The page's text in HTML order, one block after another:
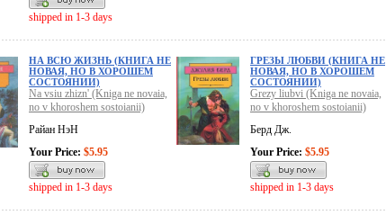
shipped in 1-3 days
НА ВСЮ ЖИЗНЬ (КНИГА НЕ
НОВАЯ, НО В ХОРОШЕМ
СОСТОЯНИИ)
Na vsiu zhizn' (Kniga ne novaia,
no v khoroshem sostoianii)
Райан НэН
Your Price: $5.95
shipped in 1-3 days
ГРЕЗЫ ЛЮБВИ (КНИГА НЕ
НОВАЯ, НО В ХОРОШЕМ
СОСТОЯНИИ)
Grezy liubvi (Kniga ne novaia,
no v khoroshem sostoianii)
Берд Дж.
Your Price: $5.95
shipped in 1-3 days